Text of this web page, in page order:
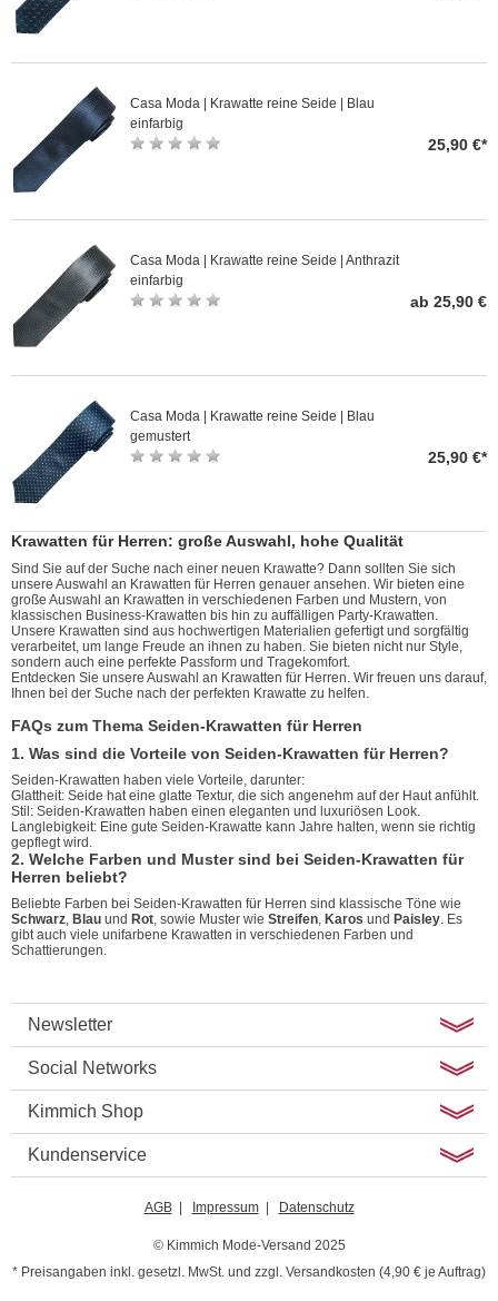
Casa Moda | Krawatte reine Seide | Blau
einfarbig
25,90 €*
Casa Moda | Krawatte reine Seide | Anthrazit
einfarbig
ab 25,90 €
Casa Moda | Krawatte reine Seide | Blau
gemustert
25,90 €*
Krawatten für Herren: große Auswahl, hohe Qualität
Sind Sie auf der Suche nach einer neuen Krawatte? Dann sollten Sie sich
unsere Auswahl an Krawatten für Herren genauer ansehen. Wir bieten eine
große Auswahl an Krawatten in verschiedenen Farben und Mustern, von
klassischen Business-Krawatten bis hin zu auffälligen Party-Krawatten.
Unsere Krawatten sind aus hochwertigen Materialien gefertigt und sorgfältig
verarbeitet, um lange Freude an ihnen zu haben. Sie bieten nicht nur Style,
sondern auch eine perfekte Passform und Tragekomfort.
Entdecken Sie unsere Auswahl an Krawatten für Herren. Wir freuen uns darauf,
Ihnen bei der Suche nach der perfekten Krawatte zu helfen.
FAQs zum Thema Seiden-Krawatten für Herren
1. Was sind die Vorteile von Seiden-Krawatten für Herren?
Seiden-Krawatten haben viele Vorteile, darunter:
Glattheit: Seide hat eine glatte Textur, die sich angenehm auf der Haut anfühlt.
Stil: Seiden-Krawatten haben einen eleganten und luxuriösen Look.
Langlebigkeit: Eine gute Seiden-Krawatte kann Jahre halten, wenn sie richtig
gepflegt wird.
2. Welche Farben und Muster sind bei Seiden-Krawatten für
Herren beliebt?
Beliebte Farben bei Seiden-Krawatten für Herren sind klassische Töne wie
Schwarz, Blau und Rot, sowie Muster wie Streifen, Karos und Paisley. Es
gibt auch viele unifarbene Krawatten in verschiedenen Farben und
Schattierungen.
Newsletter
Social Networks
Kimmich Shop
Kundenservice
AGB| Impressum| Datenschutz
© Kimmich Mode-Versand 2025
* Preisangaben inkl. gesetzl. MwSt. und zzgl. Versandkosten (4,90 € je Auftrag)